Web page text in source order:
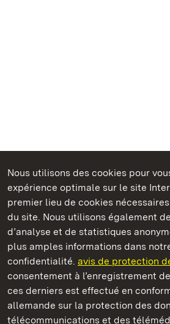
Nous utilisons des cookies pour
expérience optimale sur le site
premier lieu de cookies
du site. Nous utilisons également
d’analyse et de statistiques
plus amples informations dans
confidentialité. avis de protection
consentement à l’enregistrement
ces derniers est effectué en
allemande sur la protection des
télécommunications et des
Châteaux et jardins publics du
Staatliche Schlösser und Gärten
Châteaux et jardins publics du
ContactFAQ et réponsesMentions
Protection des données